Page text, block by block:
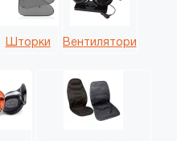
Шторки Вентилятори